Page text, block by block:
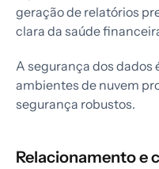
geração de relatórios
clara da saúde
A segurança dos dados
ambientes de nuvem
segurança robustos.
Relacionamento e